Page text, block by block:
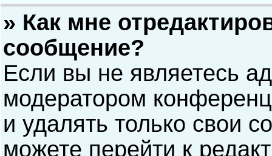
» Как мне
сообщение?
Если вы не являетесь
модератором
и удалять только свои
можете перейти к